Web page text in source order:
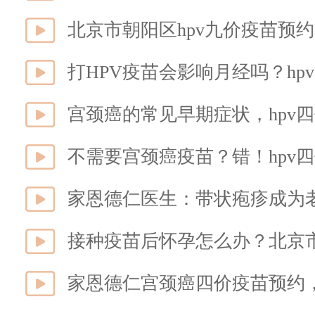
北京市朝阳区hpv九价疫苗预
打HPV疫苗会影响月经吗？
宫颈癌的常见早期症状，hpv
不需要宫颈癌疫苗？错！hpv
家恩德仁医生：带状疱疹成为
接种疫苗后怀孕怎么办？北京
家恩德仁宫颈癌四价疫苗预约